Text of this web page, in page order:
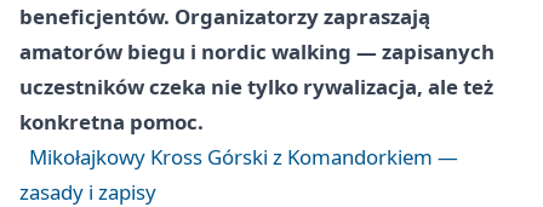
beneficjentów. Organizatorzy zapraszają
amatorów biegu i nordic walking — zapisanych
uczestników czeka nie tylko rywalizacja, ale też
konkretna pomoc.
Mikołajkowy Kross Górski z Komandorkiem —
zasady i zapisy